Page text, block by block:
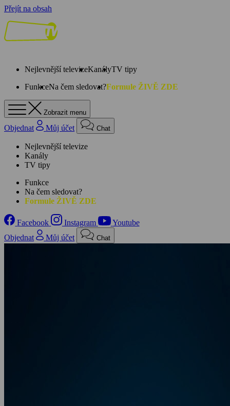
Přejít na obsah
Nejlevnější televizeKanályTV tipy
FunkceNa čem sledovat?Formule ŽIVĚ ZDE
Zobrazit menu
Objednat Můj účet Chat
Nejlevnější televize
Kanály
TV tipy
Funkce
Na čem sledovat?
Formule ŽIVĚ ZDE
Facebook Instagram
Youtube
Objednat
Můj účet Chat